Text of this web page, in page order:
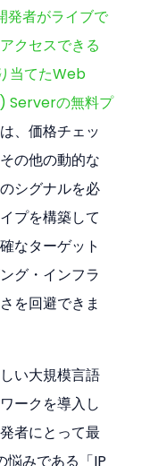
者がライブで
クセスできる
当てたWeb
Serverの無料プ
、価格チェッ
の他の動的な
シグナルを必
プを構築して
なターゲット
グ・インフラ
を回避できま
い大規模言語
ークを導入し
者にとって最
悩みである「IP